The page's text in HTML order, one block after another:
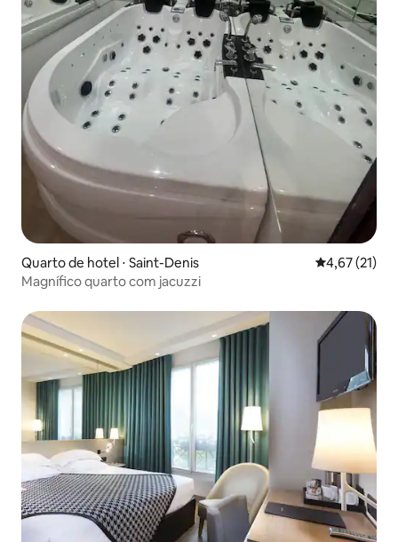
Quarto de hotel ⋅ Saint-Denis 4,67 de uma
4,67 (21)
Magnífico quarto com jacuzzi